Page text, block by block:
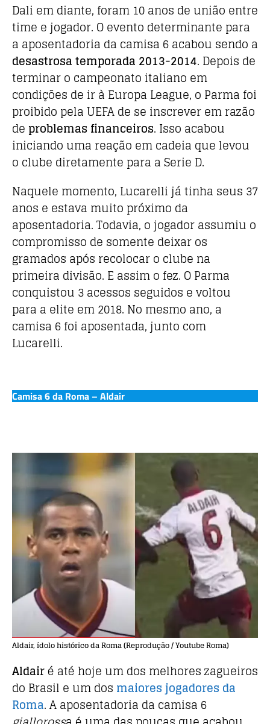
Dali em diante, foram 10 anos de união entre
time e jogador. O evento determinante para
a aposentadoria da camisa 6 acabou sendo a
desastrosa temporada 2013-2014. Depois de
terminar o campeonato italiano em
condições de ir à Europa League, o Parma foi
proibido pela UEFA de se inscrever em razão
de problemas financeiros. Isso acabou
iniciando uma reação em cadeia que levou
o clube diretamente para a Serie D.
Naquele momento, Lucarelli já tinha seus 37
anos e estava muito próximo da
aposentadoria. Todavia, o jogador assumiu o
compromisso de somente deixar os
gramados após recolocar o clube na
primeira divisão. E assim o fez. O Parma
conquistou 3 acessos seguidos e voltou
para a elite em 2018. No mesmo ano, a
camisa 6 foi aposentada, junto com
Lucarelli.
Camisa 6 da Roma – Aldair
Aldair, ídolo histórico da Roma (Reprodução / Youtube Roma)
Aldairé até hoje um dos melhores zagueiros
do Brasil e um dos maiores jogadores da
Roma. A aposentadoria da camisa 6